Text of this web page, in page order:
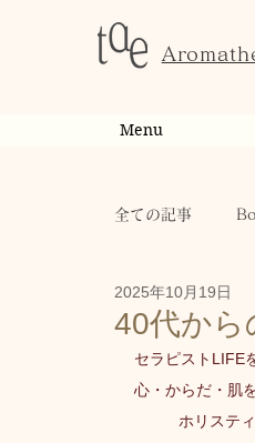
Menu
全ての記事
お客様の変化
お知らせ
40代か
2025年10月19日
セラピストLIFE
心・からだ・肌
ホリステ